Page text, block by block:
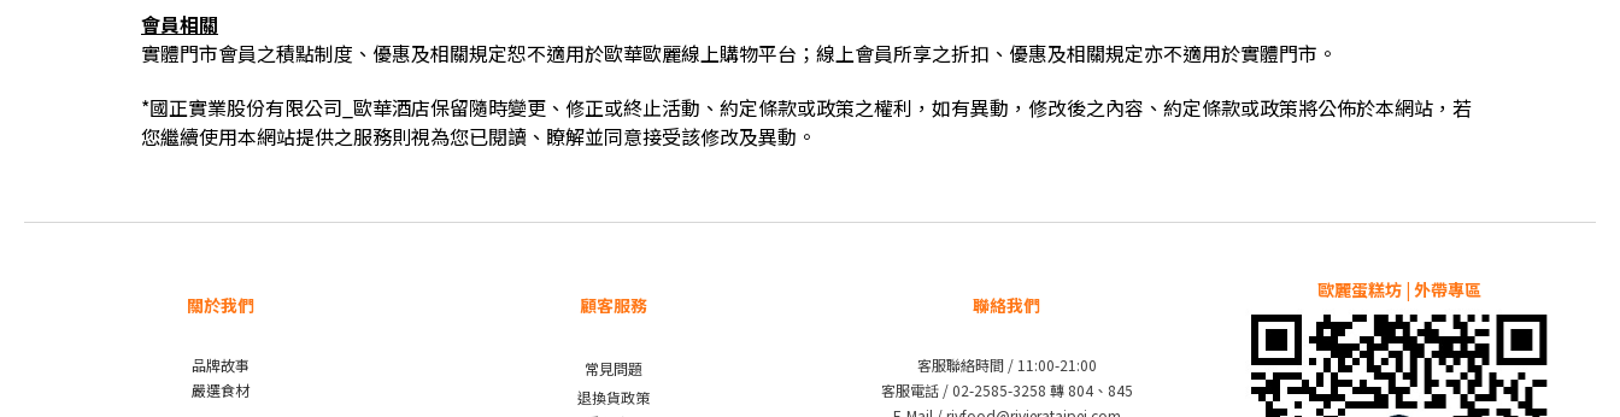
會員相關
實體門市會員之積點制度、優惠及相關規定恕不適用於歐華歐麗線上購物平台；線上會員所享之折扣、優惠及相關規定亦不適用於實體門市。
*國正實業股份有限公司_歐華酒店保留隨時變更、修正或終止活動、約定條款或政策之權利，如有異動，修改後之內容、約定條款或政策將公佈於本網站，若
您繼續使用本網站提供之服務則視為您已閱讀、瞭解並同意接受該修改及異動。
關於我們
品牌故事
嚴選食材
顧客服務
常見問題
退換貨政策
聯絡我們
客服聯絡時間 / 11:00-21:00
客服電話 / 02-2585-3258 轉 804、845
歐麗蛋糕坊 | 外帶專區